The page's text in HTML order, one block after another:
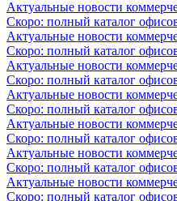
Актуальные новости
Скоро: полный каталог
Актуальные новости
Скоро: полный каталог
Актуальные новости
Скоро: полный каталог
Актуальные новости
Скоро: полный каталог
Актуальные новости
Скоро: полный каталог
Актуальные новости
Скоро: полный каталог
Актуальные новости
Скоро: полный каталог